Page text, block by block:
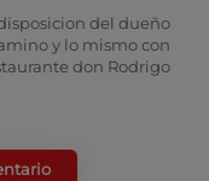
del dueño
y lo mismo con
don Rodrigo